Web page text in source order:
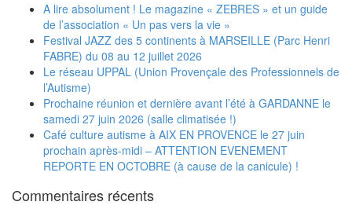
A lire absolument ! Le magazine « ZEBRES » et un guide
de l’association « Un pas vers la vie »
Festival JAZZ des 5 continents à MARSEILLE (Parc Henri
FABRE) du 08 au 12 juillet 2026
Le réseau UPPAL (Union Provençale des Professionnels de
l’Autisme)
Prochaine réunion et dernière avant l’été à GARDANNE le
samedi 27 juin 2026 (salle climatisée !)
Café culture autisme à AIX EN PROVENCE le 27 juin
prochain après-midi – ATTENTION EVENEMENT
REPORTE EN OCTOBRE (à cause de la canicule) !
Commentaires récents